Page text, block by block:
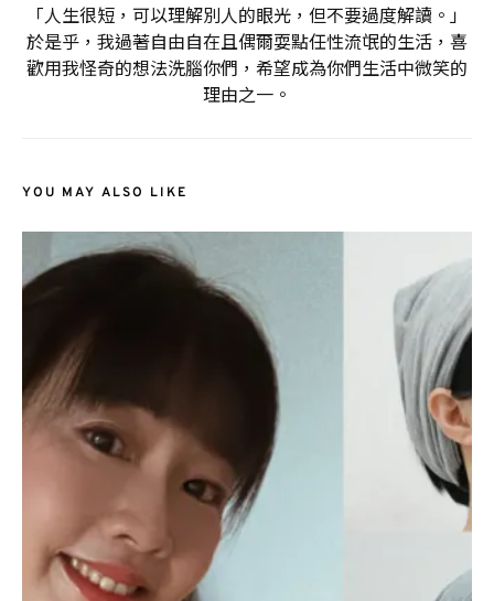
「人生很短，可以理解別人的眼光，但不要過度解讀。」
於是乎，我過著自由自在且偶爾耍點任性流氓的生活，喜
歡用我怪奇的想法洗腦你們，希望成為你們生活中微笑的
理由之一。
YOU MAY ALSO LIKE